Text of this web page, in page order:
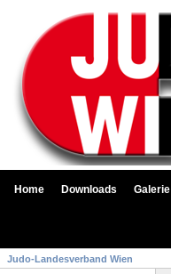
Home Downloads Galerie
Judo-Landesverband Wien